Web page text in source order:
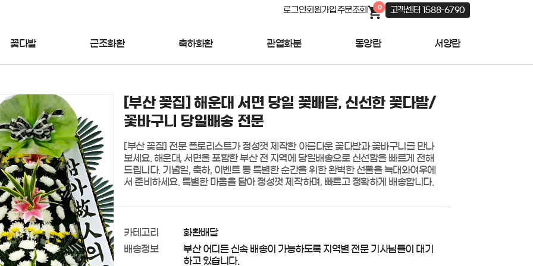
로그인회원가입주문조회 0 고객센터 1588-6790
꽃다발 근조화환 축하화환 관엽화분 동양란 서양란
[부산 꽃집] 해운대 서면 당일 꽃배달, 신선한 꽃다발/
꽃바구니 당일배송 전문
[부산 꽃집] 전문 플로리스트가 정성껏 제작한 아름다운 꽃다발과 꽃바구니를 만나
보세요. 해운대, 서면을 포함한 부산 전 지역에 당일배송으로 신선함을 빠르게 전해
드립니다. 기념일, 축하, 이벤트 등 특별한 순간을 위한 완벽한 선물을 늑대와여우에
서 준비하세요. 특별한 마음을 담아 정성껏 제작하며, 빠르고 정확하게 배송합니다.
카테고리
화환배달
배송정보
부산 어디든 신속 배송이 가능하도록 지역별 전문 기사님들이 대기
하고 있습니다.